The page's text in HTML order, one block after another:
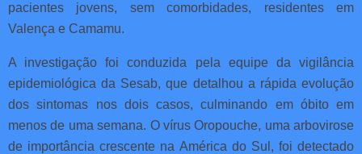
pacientes jovens, sem comorbidades, residentes em
Valença e Camamu.
A investigação foi conduzida pela equipe da vigilância
epidemiológica da Sesab, que detalhou a rápida evolução
dos sintomas nos dois casos, culminando em óbito em
menos de uma semana. O vírus Oropouche, uma arbovirose
de importância crescente na América do Sul, foi detectado